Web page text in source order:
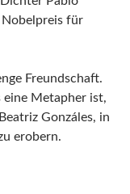
Nobelpreis für
Freundschaft.
eine Metapher ist,
Gonzáles, in
erobern.
(Hörbuch)